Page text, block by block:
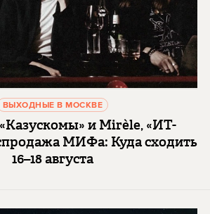
ВЫХОДНЫЕ В МОСКВЕ
и Mirèle, «ИТ-
МИФа: Куда сходить
16–18 августа